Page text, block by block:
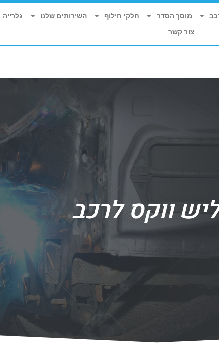
- 07:00 | ו' 12:00 - 07:00
מוסך הסדר חלקי חילוף השירותים שלנו גלרייה
צור קשר
ווקס לרכב